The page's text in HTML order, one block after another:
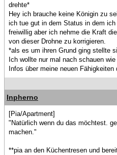
drehte*
Hey ich brauche keine Königin zu
ich tue gut in dem Status in dem
freiwillig aber ich nehme die Kraft
von dieser Drohne zu korrigieren.
*als es um ihren Grund ging stellte
Ich wollte nur mal nach schauen
Infos über meine neuen
Inpherno
[Pia/Apartment]
"Natürlich wenn du das möchtest.
machen."
**pia an den Küchentresen und